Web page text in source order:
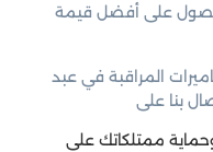
على أفضل قيمة
المراقبة في عبد
بنا على
ممتلكاتك على